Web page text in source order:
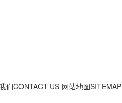
们CONTACT US 网站地图SITEMAP